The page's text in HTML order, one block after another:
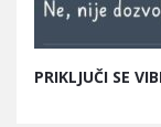
PRIKLJUČI SE